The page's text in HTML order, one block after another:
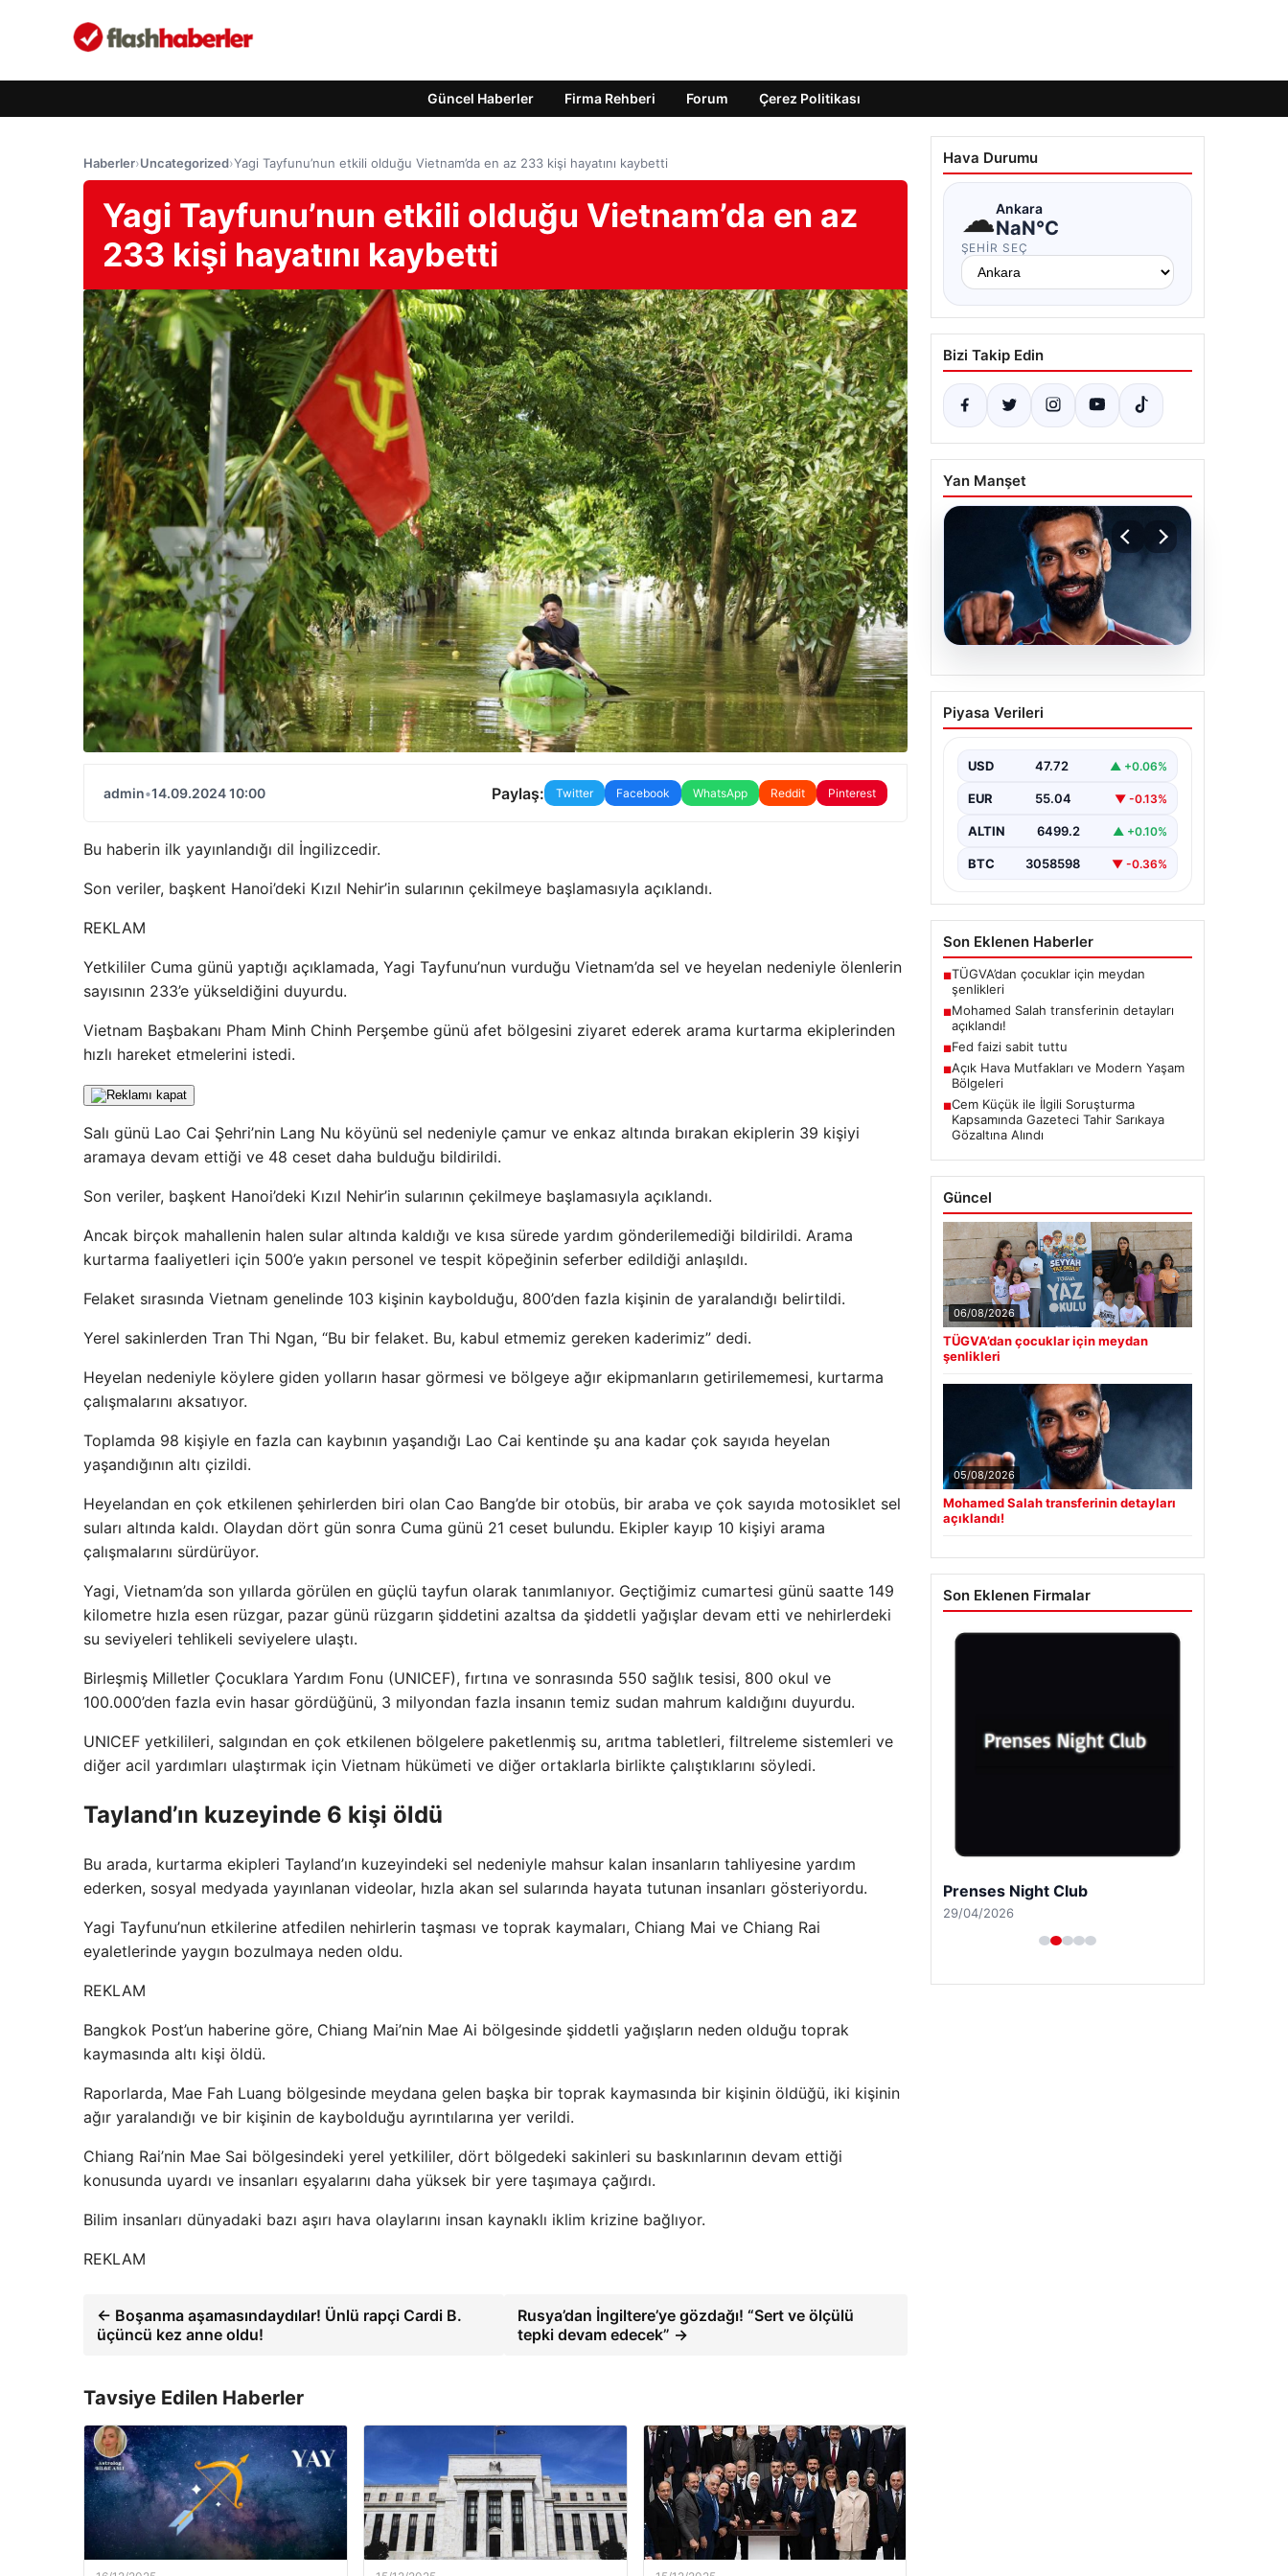
Güncel Haberler Firma Rehberi Forum Çerez Politikası
Haberler›Uncategorized›Yagi Tayfunu’nun etkili olduğu Vietnam’da en az 233 kişi hayatını kaybetti
Yagi Tayfunu’nun etkili olduğu Vietnam’da en az
233 kişi hayatını kaybetti
admin•14.09.2024 10:00 Paylaş: Twitter Facebook WhatsApp Reddit Pinterest
Bu haberin ilk yayınlandığı dil İngilizcedir.
Son veriler, başkent Hanoi’deki Kızıl Nehir’in sularının çekilmeye başlamasıyla açıklandı.
REKLAM
Yetkililer Cuma günü yaptığı açıklamada, Yagi Tayfunu’nun vurduğu Vietnam’da sel ve heyelan nedeniyle ölenlerin
sayısının 233’e yükseldiğini duyurdu.
Vietnam Başbakanı Pham Minh Chinh Perşembe günü afet bölgesini ziyaret ederek arama kurtarma ekiplerinden
hızlı hareket etmelerini istedi.
Salı günü Lao Cai Şehri’nin Lang Nu köyünü sel nedeniyle çamur ve enkaz altında bırakan ekiplerin 39 kişiyi
aramaya devam ettiği ve 48 ceset daha bulduğu bildirildi.
Son veriler, başkent Hanoi’deki Kızıl Nehir’in sularının çekilmeye başlamasıyla açıklandı.
Ancak birçok mahallenin halen sular altında kaldığı ve kısa sürede yardım gönderilemediği bildirildi. Arama
kurtarma faaliyetleri için 500’e yakın personel ve tespit köpeğinin seferber edildiği anlaşıldı.
Felaket sırasında Vietnam genelinde 103 kişinin kaybolduğu, 800’den fazla kişinin de yaralandığı belirtildi.
Yerel sakinlerden Tran Thi Ngan, “Bu bir felaket. Bu, kabul etmemiz gereken kaderimiz” dedi.
Heyelan nedeniyle köylere giden yolların hasar görmesi ve bölgeye ağır ekipmanların getirilememesi, kurtarma
çalışmalarını aksatıyor.
Toplamda 98 kişiyle en fazla can kaybının yaşandığı Lao Cai kentinde şu ana kadar çok sayıda heyelan
yaşandığının altı çizildi.
Heyelandan en çok etkilenen şehirlerden biri olan Cao Bang’de bir otobüs, bir araba ve çok sayıda motosiklet sel
suları altında kaldı. Olaydan dört gün sonra Cuma günü 21 ceset bulundu. Ekipler kayıp 10 kişiyi arama
çalışmalarını sürdürüyor.
Yagi, Vietnam’da son yıllarda görülen en güçlü tayfun olarak tanımlanıyor. Geçtiğimiz cumartesi günü saatte 149
kilometre hızla esen rüzgar, pazar günü rüzgarın şiddetini azaltsa da şiddetli yağışlar devam etti ve nehirlerdeki
su seviyeleri tehlikeli seviyelere ulaştı.
Birleşmiş Milletler Çocuklara Yardım Fonu (UNICEF), fırtına ve sonrasında 550 sağlık tesisi, 800 okul ve
100.000’den fazla evin hasar gördüğünü, 3 milyondan fazla insanın temiz sudan mahrum kaldığını duyurdu.
UNICEF yetkilileri, salgından en çok etkilenen bölgelere paketlenmiş su, arıtma tabletleri, filtreleme sistemleri ve
diğer acil yardımları ulaştırmak için Vietnam hükümeti ve diğer ortaklarla birlikte çalıştıklarını söyledi.
Tayland’ın kuzeyinde 6 kişi öldü
Bu arada, kurtarma ekipleri Tayland’ın kuzeyindeki sel nedeniyle mahsur kalan insanların tahliyesine yardım
ederken, sosyal medyada yayınlanan videolar, hızla akan sel sularında hayata tutunan insanları gösteriyordu.
Yagi Tayfunu’nun etkilerine atfedilen nehirlerin taşması ve toprak kaymaları, Chiang Mai ve Chiang Rai
eyaletlerinde yaygın bozulmaya neden oldu.
REKLAM
Bangkok Post’un haberine göre, Chiang Mai’nin Mae Ai bölgesinde şiddetli yağışların neden olduğu toprak
kaymasında altı kişi öldü.
Raporlarda, Mae Fah Luang bölgesinde meydana gelen başka bir toprak kaymasında bir kişinin öldüğü, iki kişinin
ağır yaralandığı ve bir kişinin de kaybolduğu ayrıntılarına yer verildi.
Chiang Rai’nin Mae Sai bölgesindeki yerel yetkililer, dört bölgedeki sakinleri su baskınlarının devam ettiği
konusunda uyardı ve insanları eşyalarını daha yüksek bir yere taşımaya çağırdı.
Bilim insanları dünyadaki bazı aşırı hava olaylarını insan kaynaklı iklim krizine bağlıyor.
REKLAM
← Boşanma aşamasındaydılar! Ünlü rapçi Cardi B.
üçüncü kez anne oldu!
Rusya’dan İngiltere’ye gözdağı! “Sert ve ölçülü
tepki devam edecek” →
Tavsiye Edilen Haberler
Hava Durumu
☁Ankara
NaN°C
ŞEHIR SEÇ
Bizi Takip Edin
Yan Manşet
05.08.2026
Mohamed Salah
transferinin detayları
Piyasa Verileri
USD 47.72 ▲ +0.06%
EUR 55.04 ▼ -0.13%
ALTIN 6499.2 ▲ +0.10%
BTC 3058598 ▼ -0.36%
Son Eklenen Haberler
■TÜGVA’dan çocuklar için meydan
şenlikleri
■Mohamed Salah transferinin detayları
açıklandı!
■Fed faizi sabit tuttu
■Açık Hava Mutfakları ve Modern Yaşam
Bölgeleri
■Cem Küçük ile İlgili Soruşturma
Kapsamında Gazeteci Tahir Sarıkaya
Gözaltına Alındı
Güncel
06/08/2026
TÜGVA’dan çocuklar için meydan
şenlikleri
05/08/2026
Mohamed Salah transferinin detayları
açıklandı!
Son Eklenen Firmalar
Prenses Night Club
29/04/2026